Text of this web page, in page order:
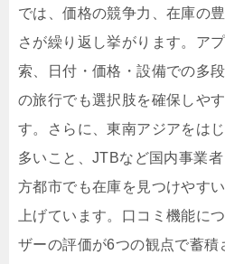
では、価格の競争力、在庫の
さが繰り返し挙がります。ア
索、日付・価格・設備での多
の旅行でも選択肢を確保しや
す。さらに、東南アジアをは
多いこと、JTBなど国内事業
方都市でも在庫を見つけやす
上げています。口コミ機能に
ザーの評価が6つの観点で蓄積